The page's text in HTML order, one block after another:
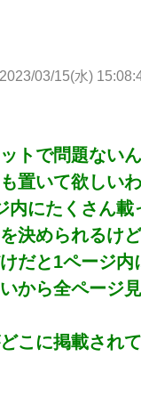
2023/03/15(水)
トで問題ない
置いて欲しいわ
内にたくさん載
決められるけど
だと1ページ内
から全ページ
こに掲載され